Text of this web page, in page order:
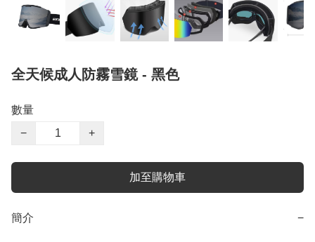
全天候成人防霧雪鏡 - 黑色
數量
−
+
加至購物車
簡介 −